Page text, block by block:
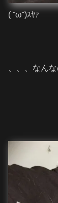
( ˘ω˘)ｽﾔｧ
、、、なん